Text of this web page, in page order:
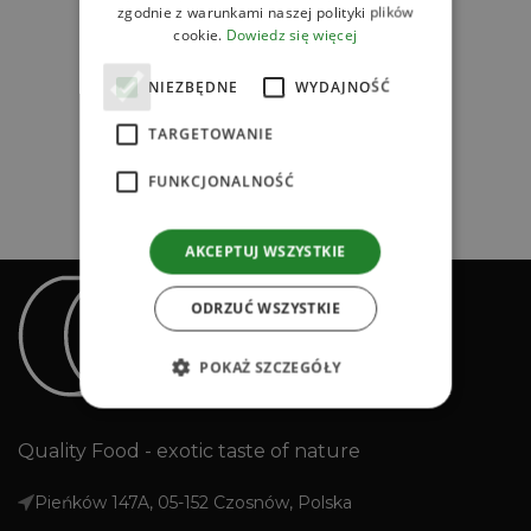
Quality Food - exotic taste of nature
Pieńków 147A, 05-152 Czosnów, Polska
zgodnie z warunkami naszej polityki plików
cookie. Dowiedz się więcej
NIEZBĘDNE WYDAJNOŚĆ
TARGETOWANIE
FUNKCJONALNOŚĆ
AKCEPTUJ WSZYSTKIE
ODRZUĆ WSZYSTKIE
POKAŻ SZCZEGÓŁY